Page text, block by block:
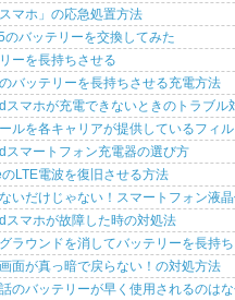
スマホ」の応急処置方法
のバッテリーを交換してみた
ーを長持ちさせる
バッテリーを長持ちさせる充電方法
スマホが充電できないときのトラブル
ルを各キャリアが提供しているフィ
スマートフォン充電器の選び方
LTE電波を復旧させる方法
いだけじゃない！スマートフォン液
スマホが故障した時の対処法
ラウンドを消してバッテリーを長持
面が真っ暗で戻らない！の対処方法
のバッテリーが早く使用されるのはな